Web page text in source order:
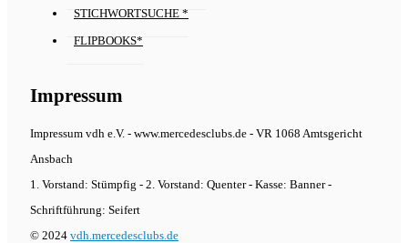
STICHWORTSUCHE *
FLIPBOOKS*
Impressum
Impressum vdh e.V. - www.mercedesclubs.de - VR 1068 Amtsgericht
Ansbach
1. Vorstand: Stümpfig - 2. Vorstand: Quenter - Kasse: Banner -
Schriftführung: Seifert
© 2024 vdh.mercedesclubs.de